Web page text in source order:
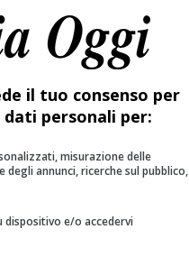
il tuo consenso per
personali per:
misurazione delle
annunci, ricerche sul pubblico,
e/o accedervi